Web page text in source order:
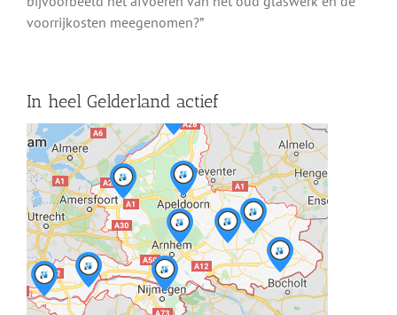
voorrijkosten meegenomen?”
In heel Gelderland actief